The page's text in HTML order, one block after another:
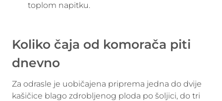
toplom napitku.
Koliko čaja od komorača piti
dnevno
Za odrasle je uobičajena priprema jedna do dvije
kašičice blago zdrobljenog ploda po šoljici, do tri